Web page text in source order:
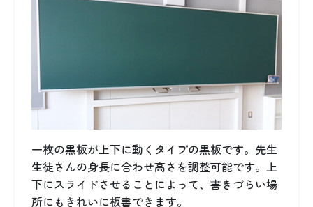
一枚の黒板が上下に動くタイプの黒板です。先生
生徒さんの身長に合わせ高さを調整可能です。上
下にスライドさせることによって、書きづらい場
所にもきれいに板書できます。